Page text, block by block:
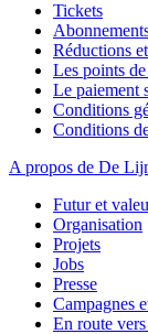
Tickets
Réductions
Les points
Le paiement
Conditions
Conditions
A propos de De
Futur et
Organisation
Projets
Jobs
Presse
Campagnes
En route